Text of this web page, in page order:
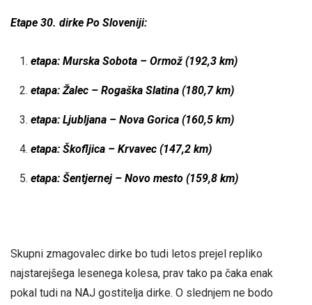
Etape 30. dirke Po Sloveniji:
etapa: Murska Sobota – Ormož (192,3 km)
etapa: Žalec – Rogaška Slatina (180,7 km)
etapa: Ljubljana – Nova Gorica (160,5 km)
etapa: Škofljica – Krvavec (147,2 km)
etapa: Šentjernej – Novo mesto (159,8 km)
Skupni zmagovalec dirke bo tudi letos prejel repliko
najstarejšega lesenega kolesa, prav tako pa čaka enak
pokal tudi na NAJ gostitelja dirke. O slednjem ne bodo